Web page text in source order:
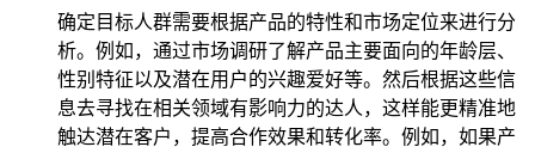
确定目标人群需要根据产品的特性和市场定位来进行分
析。例如，通过市场调研了解产品主要面向的年龄层、
性别特征以及潜在用户的兴趣爱好等。然后根据这些信
息去寻找在相关领域有影响力的达人，这样能更精准地
触达潜在客户，提高合作效果和转化率。例如，如果产